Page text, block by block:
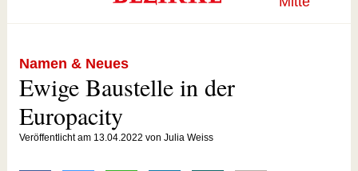
Namen & Neues
Ewige Baustelle in der
Europacity
Veröffentlicht am 13.04.2022 von Julia Weiss